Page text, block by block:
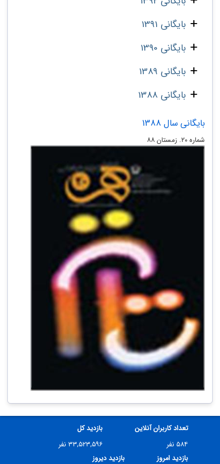
بایگانی 1391
بایگانی 1390
بایگانی 1389
بایگانی 1388
بایگانی سال 1388
شماره‌ ۲۰. زمستان ۸۸
تعداد کاربران آنلاین
۵۸۴ نفر
بازدید کل
۳۳,۵۲۳,۵۹۶ نفر
بازدید امروز
بازدید دیروز